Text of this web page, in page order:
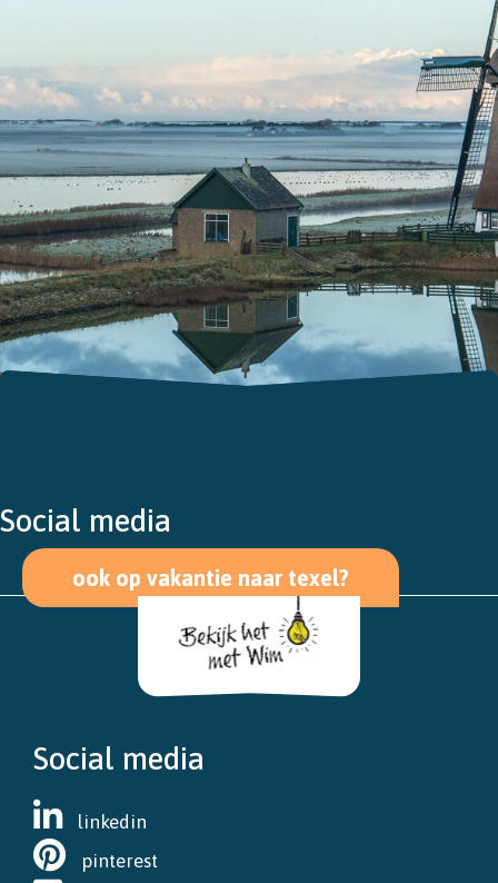
Social media
ook op vakantie naar texel?
Social media
linkedin
pinterest